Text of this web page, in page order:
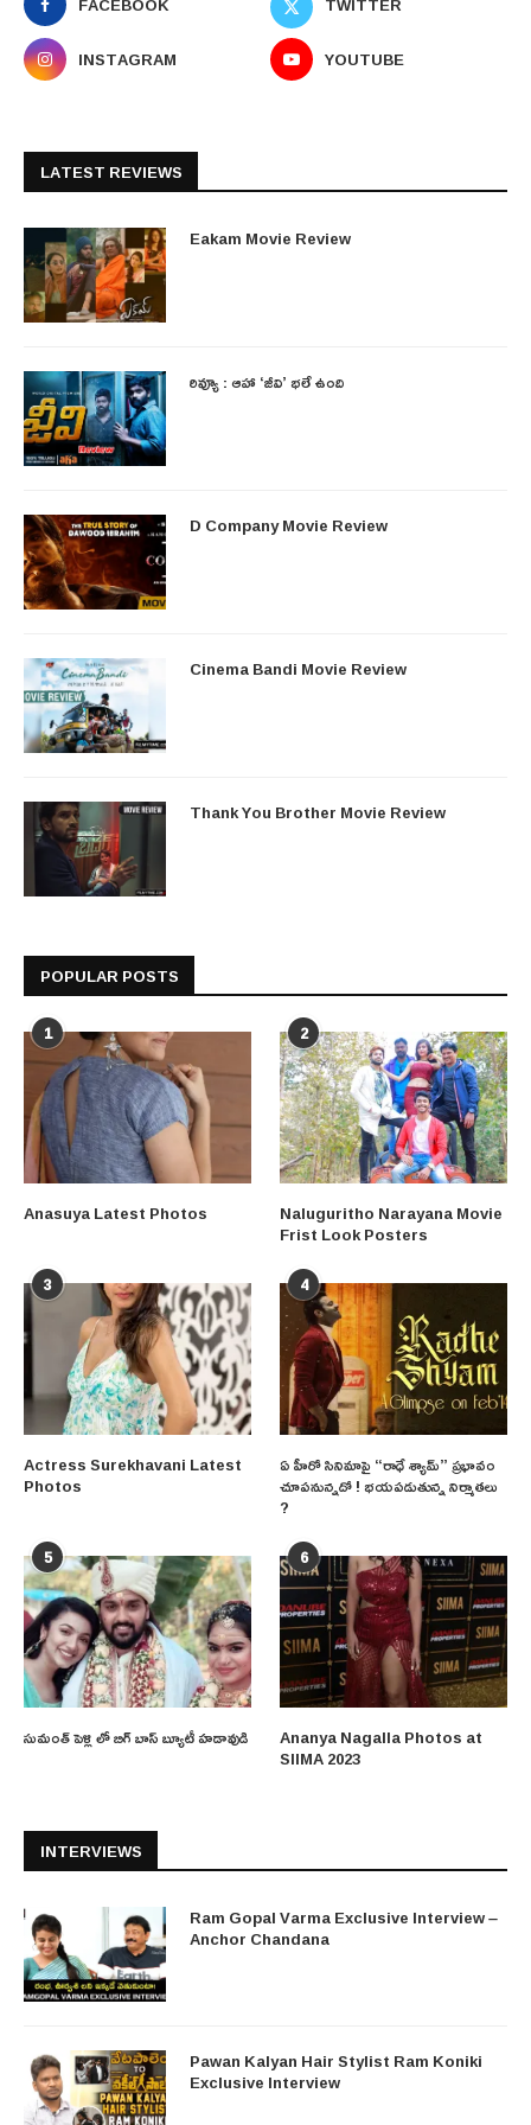
INSTAGRAM
YOUTUBE
LATEST REVIEWS
Eakam Movie Review
రివ్యూ : ఆహా ‘జీవి’ భలే ఉంది
D Company Movie Review
Cinema Bandi Movie Review
Thank You Brother Movie Review
POPULAR POSTS
1
Anasuya Latest Photos
2
Naluguritho Narayana Movie
Frist Look Posters
3
Actress Surekhavani Latest
Photos
4
ఏ హీరో సినిమాపై “రాధే శ్యామ్” ప్రభావం
చూపనున్నదో ! భయపడుతున్న నిర్మాతలు
?
5
సుమంత్ పెళ్లి లో బిగ్ బాస్ బ్యూటీ హడావుడి
6
Ananya Nagalla Photos at
SIIMA 2023
INTERVIEWS
Ram Gopal Varma Exclusive Interview –
Anchor Chandana
Pawan Kalyan Hair Stylist Ram Koniki
Exclusive Interview